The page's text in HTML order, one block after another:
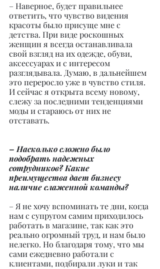
– Наверное, будет правильнее
ответить, что чувство видения
красоты было присуще мне с
детства. При виде роскошных
женщин я всегда останавливала
свой взгляд на их одежде, обуви,
аксессуарах и с интересом
разглядывала. Думаю, в дальнейшем
это переросло уже в чувство стиля.
И сейчас я открыта всему новому,
слежу за последними тенденциями
моды и стараюсь от них не
отставать.
– Насколько сложно было
подобрать надежных
сотрудников? Какие
преимущества дает бизнесу
наличие слаженной команды?
– Я не хочу вспоминать те дни, когда
нам с супругом самим приходилось
работать в магазине, так как это
реально огромный труд, и нам было
нелегко. Но благодаря тому, что мы
сами ежедневно работали с
клиентами, подбирали луки и так